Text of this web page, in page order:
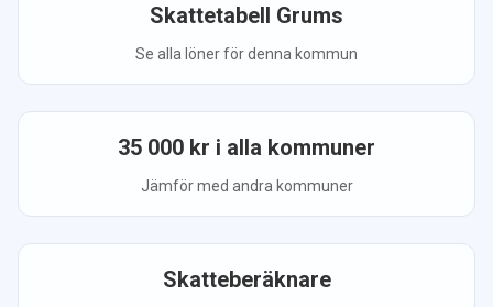
Skattetabell Grums
Se alla löner för denna kommun
35 000 kr i alla kommuner
Jämför med andra kommuner
Skatteberäknare